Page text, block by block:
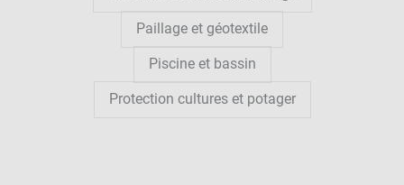
Paillage et géotextile
Piscine et bassin
Protection cultures et potager